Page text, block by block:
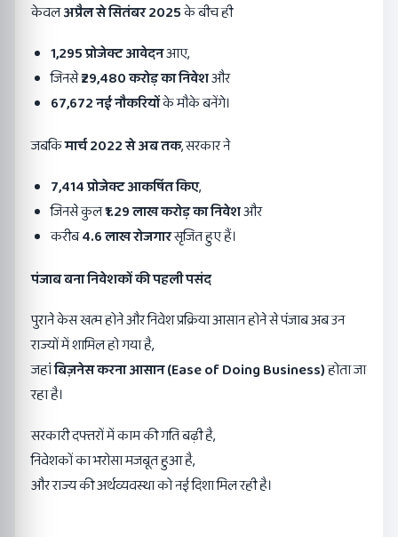
केवलअप्रैल से सितंबर2025के बीच ही
1,295प्रोजेक्ट आवेदनआए,
जिनसे₹29,480करोड़ का निवेशऔर
67,672नई नौकरियोंके मौके बनेंगे।
जबकिमार्च2022से अब तक, सरकार ने
7,414प्रोजेक्ट आकर्षित किए,
जिनसे कुल₹1.29लाख करोड़ का निवेशऔर
करीब4.6लाख रोजगारसृजित हुए हैं।
पंजाब बना निवेशकों की पहली पसंद
पुराने केस खत्म होने और निवेश प्रक्रिया आसान होने से पंजाब अब उन
राज्यों में शामिल हो गया है,
जहांबिज़नेस करना आसान (Ease of Doing Business)होता जा
रहा है।
सरकारी दफ्तरों में काम की गति बढ़ी है,
निवेशकों का भरोसा मजबूत हुआ है,
और राज्य की अर्थव्यवस्था को नई दिशा मिल रही है।